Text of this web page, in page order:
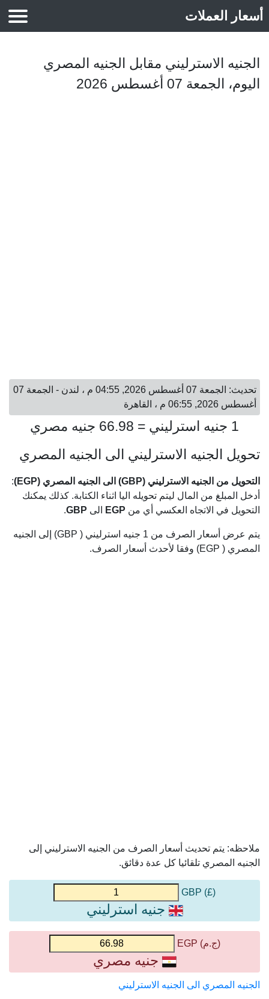
أسعار العملات
الجنيه الاسترليني مقابل الجنيه المصري
اليوم، الجمعة 07 أغسطس 2026
تحديث: الجمعة 07 أغسطس 2026, 04:55 م ، لندن - الجمعة 07
أغسطس 2026, 06:55 م ، القاهرة
1 جنيه استرليني = 66.98 جنيه مصري
تحويل الجنيه الاسترليني الى الجنيه المصري
التحويل من الجنيه الاسترليني (GBP) الى الجنيه المصري (EGP)
:
أدخل المبلغ من المال ليتم تحويله اليا اثناء الكتابة. كذلك يمكنك
التحويل في الاتجاه العكسي أي من EGP الى GBP
.
يتم عرض أسعار الصرف من 1 جنيه استرليني ( GBP) إلى الجنيه
المصري ( EGP) وفقا لأحدث أسعار الصرف.
ملاحظه: يتم تحديث أسعار الصرف من الجنيه الاسترليني إلى
الجنيه المصري تلقائيا كل عدة دقائق.
(£) GBP
جنيه استرليني
(ج.م) EGP
جنيه مصري
الجنيه المصري الى الجنيه الاسترليني